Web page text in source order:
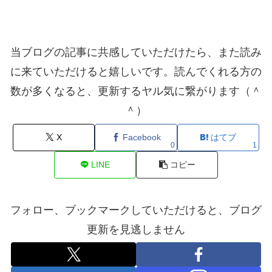
当ブログの記事に共感していただけたら、また読み
に来ていただけると嬉しいです。読んでくれる方の
数が多くなると、更新するヤル気に繋がります（＾
＾）
X Facebook
0
はてブ
1
LINE コピー
フォロー、ブックマークしていただけると、ブログ
更新を見逃しません